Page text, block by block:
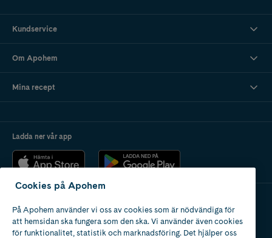
Kundservice
Om Apohem
Mina recept
Ladda ner vår app
Apotek med tillstånd
av Läkemedelsverket
Cookies på Apohem
På Apohem använder vi oss av cookies som är nödvändiga för
att hemsidan ska fungera som den ska. Vi använder även cookies
för funktionalitet, statistik och marknadsföring. Det hjälper oss